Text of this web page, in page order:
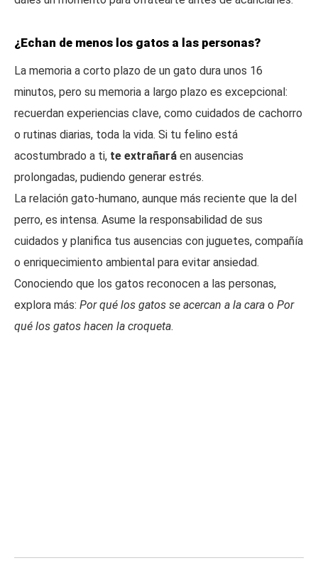
¿Echan de menos los gatos a las personas?
La memoria a corto plazo de un gato dura unos 16
minutos, pero su memoria a largo plazo es excepcional:
recuerdan experiencias clave, como cuidados de cachorro
o rutinas diarias, toda la vida. Si tu felino está
acostumbrado a ti, te extrañará en ausencias
prolongadas, pudiendo generar estrés.
La relación gato-humano, aunque más reciente que la del
perro, es intensa. Asume la responsabilidad de sus
cuidados y planifica tus ausencias con juguetes, compañía
o enriquecimiento ambiental para evitar ansiedad.
Conociendo que los gatos reconocen a las personas,
explora más: Por qué los gatos se acercan a la cara o Por
qué los gatos hacen la croqueta.